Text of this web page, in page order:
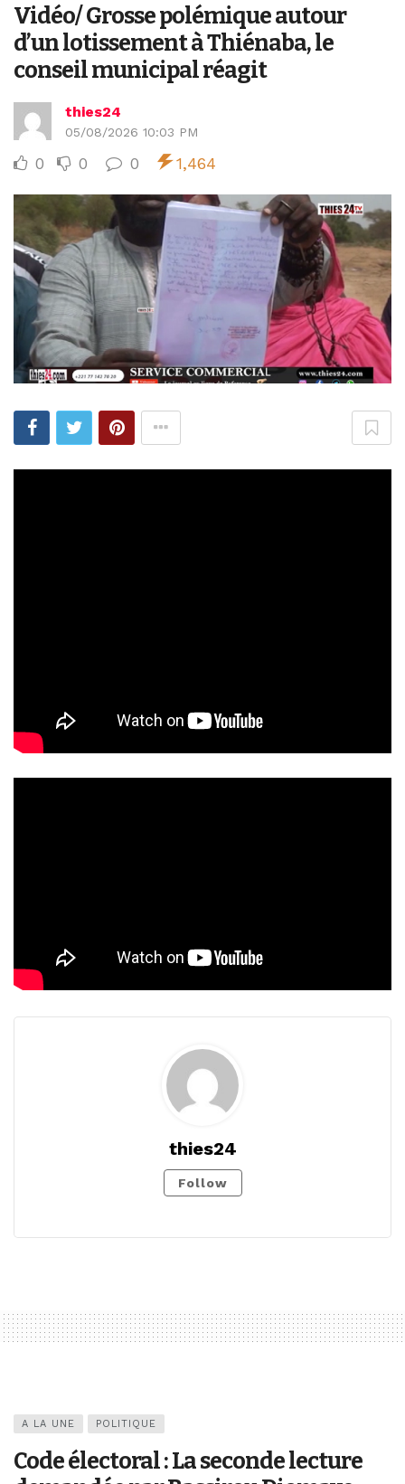
Vidéo/ Grosse polémique autour
d’un lotissement à Thiénaba, le
conseil municipal réagit
thies24
05/08/2026 10:03 PM
0 0 0 1,464
thies24
Follow
A LA UNE POLITIQUE
Code électoral : La seconde lecture